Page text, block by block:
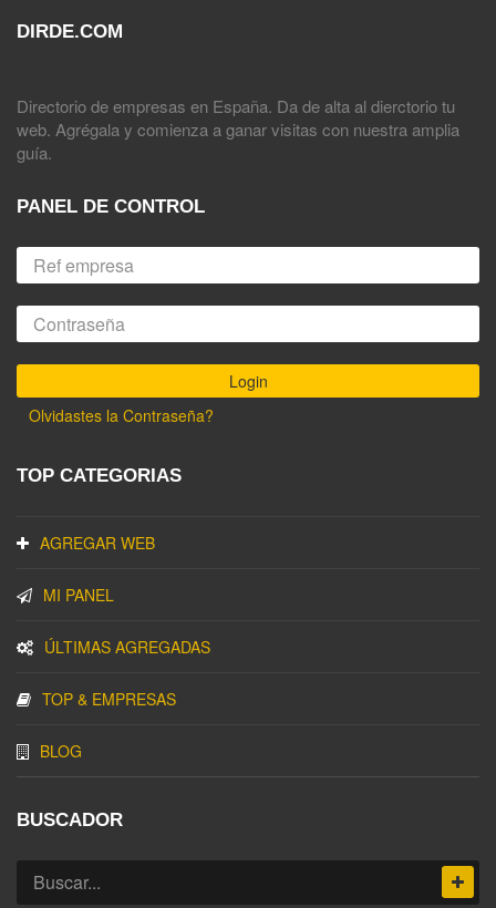
DIRDE.COM
Directorio de empresas en España. Da de alta al dierctorio tu
web. Agrégala y comienza a ganar visitas con nuestra amplia
guía.
PANEL DE CONTROL
Olvidastes la Contraseña?
TOP CATEGORIAS
AGREGAR WEB
MI PANEL
ÚLTIMAS AGREGADAS
TOP & EMPRESAS
BLOG
BUSCADOR